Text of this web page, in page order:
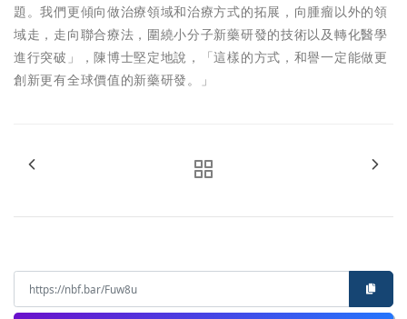
題。我們更傾向做治療領域和治療方式的拓展，向腫瘤以外的領
域走，走向聯合療法，圍繞小分子新藥研發的技術以及轉化醫學
進行突破」，陳博士堅定地說，「這樣的方式，和譽一定能做更
創新更有全球價值的新藥研發。」